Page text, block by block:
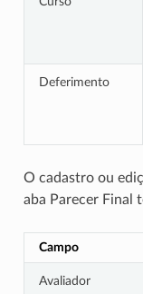
Deferimento
O cadastro ou
aba Parecer Final
Campo
Avaliador